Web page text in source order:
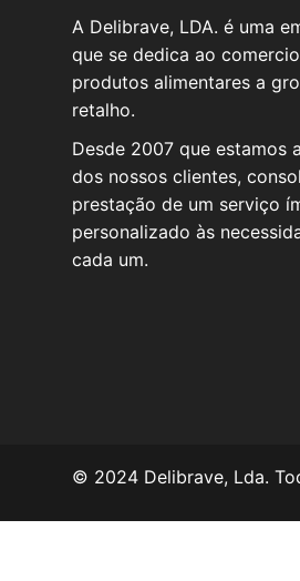
A Delibrave, LDA. é uma
que se dedica ao
produtos alimentares a
retalho.
Desde 2007 que estamos
dos nossos clientes,
prestação de um serviço
personalizado às
cada um.
© 2024 Delibrave, Lda.